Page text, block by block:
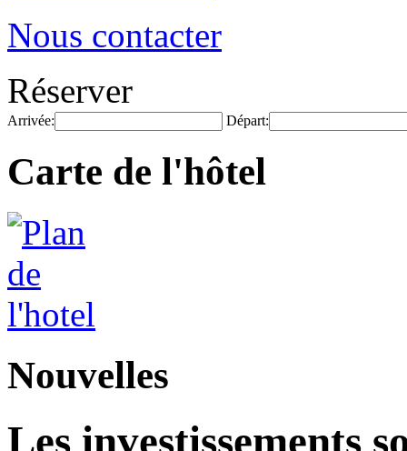
Nous contacter
Réserver
Arrivée: Départ:
Carte de l'hôtel
Nouvelles
Les investissements